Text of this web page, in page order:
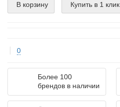
В корзину Купить в 1 клик
0
Более 100
брендов в наличии